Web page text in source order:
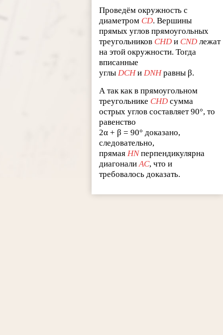
Проведём окружность с
диаметром CD. Вершины
прямых углов прямоугольных
треугольников CHD и CND лежат
на этой окружности. Тогда
вписанные
углыDCHиDNHравны β.
А так как в прямоугольном
треугольнике CHD сумма
острых углов составляет 90°, то
равенство
2α + β = 90° доказано,
следовательно,
прямаяHNперпендикулярна
диагоналиAC, что и
требовалось доказать.